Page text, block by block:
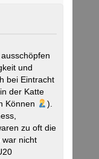
und
bei Eintracht
der Katte
Können
).
zu oft die
war nicht